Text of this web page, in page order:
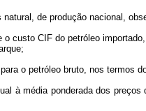
de produção nacional,
custo CIF do petróleo
o petróleo bruto, nos termos
à média ponderada dos